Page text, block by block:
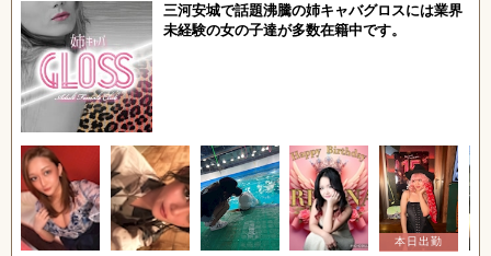
三河安城で話題沸騰の姉キャバグロスには業界
未経験の女の子達が多数在籍中です。